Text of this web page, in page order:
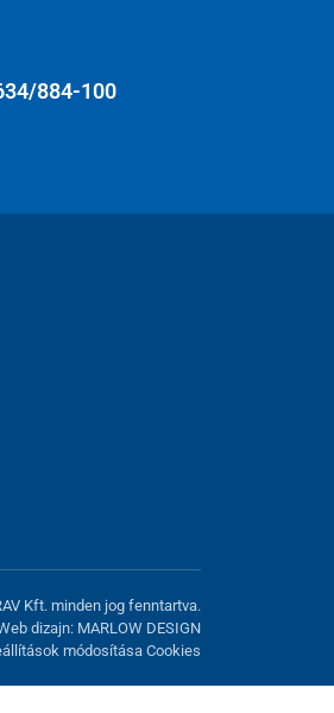
884-100
Kft. minden jog fenntartva.
dizajn: MARLOW DESIGN
módosítása Cookies